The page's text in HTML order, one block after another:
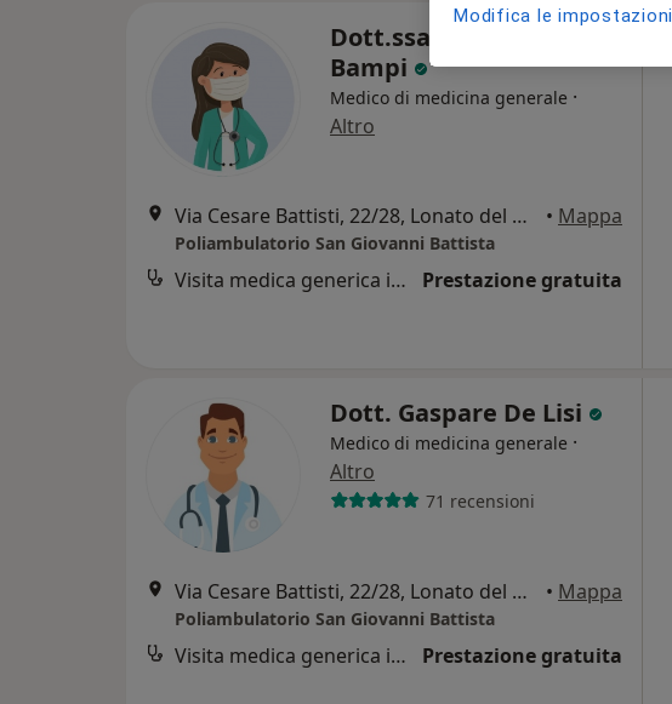
Dott.ssa Rosanna
Bampi
Medico di medicina generale ·
Altro
Via Cesare Battisti, 22/28, Lonato del Garda • Mappa
Poliambulatorio San Giovanni Battista
Visita medica generica in CONVENZIONE Prestazione gratuita
Dott. Gaspare De Lisi
Medico di medicina generale ·
Altro
71 recensioni
Via Cesare Battisti, 22/28, Lonato del Garda • Mappa
Poliambulatorio San Giovanni Battista
Visita medica generica in CONVENZIONE Prestazione gratuita
Modifica le impostazioni